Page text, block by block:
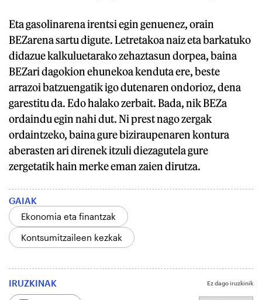
Eta gasolinarena irentsi egin genuenez, orain
BEZarena sartu digute. Letretakoa naiz eta barkatuko
didazue kalkuluetarako zehaztasun dorpea, baina
BEZari dagokion ehunekoa kenduta ere, beste
arrazoi batzuengatik igo dutenaren ondorioz, dena
garestitu da. Edo halako zerbait. Bada, nik BEZa
ordaindu egin nahi dut. Ni prest nago zergak
ordaintzeko, baina gure biziraupenaren kontura
aberasten ari direnek itzuli diezagutela gure
zergetatik hain merke eman zaien dirutza.
GAIAK
Ekonomia eta finantzak
Kontsumitzaileen kezkak
IRUZKINAK Ez dago iruzkinik